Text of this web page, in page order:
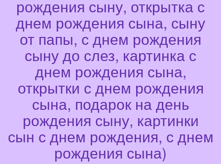
рождения сыну, открытка с
днем рождения сына, сыну
от папы, с днем рождения
сыну до слез, картинка с
днем рождения сына,
открытки с днем рождения
сына, подарок на день
рождения сыну, картинки
сын с днем рождения, с днем
рождения сына)